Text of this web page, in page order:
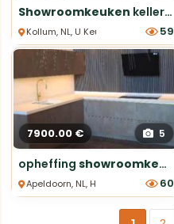
Showroomkeuken keller u vorm met luxe Bosch apparatuur
Kollum, NL, U Keukens 59
7900.00 € 5
opheffing showroomkeuken
Apeldoorn, NL, Hoek keukens 60